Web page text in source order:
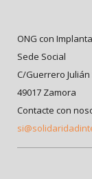
ONG con
Sede Social
C/Guerrero Julián
49017 Zamora
Contacte con